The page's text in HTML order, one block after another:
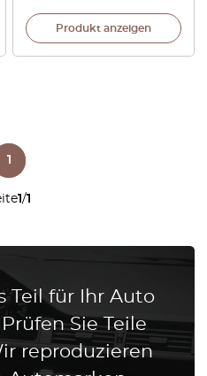
Produkt anzeigen
1/1
1
Teil für Ihr Auto
Sie Teile
reproduzieren